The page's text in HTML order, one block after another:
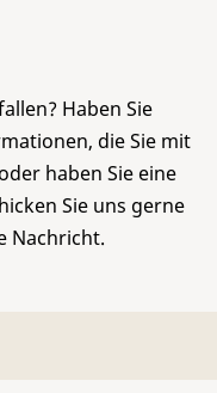
Haben Sie
die Sie mit
haben Sie eine
Sie uns gerne
Nachricht.